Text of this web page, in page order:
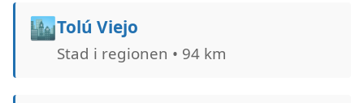
🏙️Tolú Viejo
Stad i regionen • 94 km